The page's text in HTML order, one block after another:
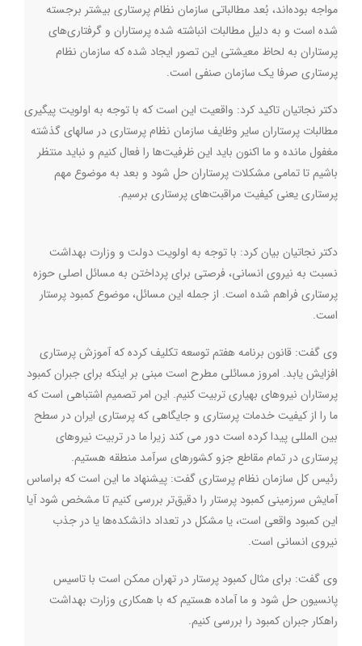
مواجه بوده‌اند، بُعد مطالباتی سازمان نظام پرستاری بیشتر برجسته
شده است و به دلیل مطالبات انباشته شده پرستاران و گرفتاری‌های
پرستاران به لحاظ معیشتی این تصور ایجاد شده که سازمان نظام
پرستاری صرفا یک سازمان صنفی است.
دکتر نجاتیان تاکید کرد: واقعیت این است که با توجه به اولویت پیگیری
مطالبات پرستاران سایر وظایف سازمان نظام پرستاری در سالهای گذشته
مغفول مانده و ما اکنون باید این ظرفیت‌ها را فعال کنیم و نباید منتظر
باشیم تا تمامی مشکلات پرستاران حل شود و بعد به موضوع مهم
پرستاری یعنی کیفیت مراقبت‌های پرستاری برسیم.
دکتر نجاتیان بیان کرد: با توجه به اولویت دولت و وزارت بهداشت
نسبت به نیروی انسانی، فرصتی برای پرداختن به مسائل اصلی حوزه
پرستاری فراهم شده است. از جمله این مسائل، موضوع کمبود پرستار
است.
وی گفت: قانون برنامه هفتم توسعه تکلیف کرده که آموزش پرستاری
افزایش یابد. امروز مسائلی مطرح است مبنی بر اینکه برای جبران کمبود
پرستاران نیروهای بهیاری تربیت کنیم. این امر تصمیم اشتباهی است که
ما را از کیفیت خدمات پرستاری و جایگاهی ‌که پرستاری ایران در سطح
بین المللی پیدا کرده است دور می کند زیرا ما در تربیت نیروهای
پرستاری در تمام مقاطع جزو کشورهای سرآمد منطقه هستیم.
رئیس کل سازمان نظام پرستاری گفت: پیشنهاد ما این است که براساس
آمایش سرزمینی کمبود پرستار را دقیق‌تر بررسی کنیم تا مشخص شود آیا
این کمبود واقعی است، یا مشکل در تعداد دانشکده‌ها یا در جذب
نیروی انسانی است.
وی گفت: برای مثال کمبود پرستار در تهران ممکن است با تاسیس
پانسیون حل شود و ما آماده‌ هستیم که با همکاری وزارت بهداشت
راهکار جبران کمبود را بررسی کنیم‌‌.